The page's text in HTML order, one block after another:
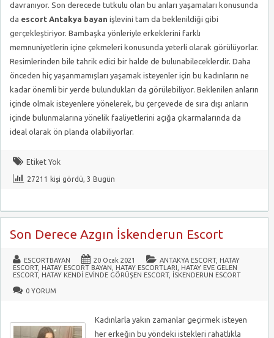
davranıyor. Son derecede tutkulu olan bu anları yaşamaları konusunda
da escort Antakya bayan işlevini tam da beklenildiği gibi
gerçekleştiriyor. Bambaşka yönleriyle erkeklerini farklı
memnuniyetlerin içine çekmeleri konusunda yeterli olarak görülüyorlar.
Resimlerinden bile tahrik edici bir halde de bulunabileceklerdir. Daha
önceden hiç yaşanmamışları yaşamak isteyenler için bu kadınların ne
kadar önemli bir yerde bulundukları da görülebiliyor. Beklenilen anların
içinde olmak isteyenlere yönelerek, bu çerçevede de sıra dışı anların
içinde bulunmalarına yönelik faaliyetlerini açığa çıkarmalarında da
ideal olarak ön planda olabiliyorlar.
Etiket Yok
27211 kişi gördü, 3 Bugün
Son Derece Azgın İskenderun Escort
ESCORTBAYAN 20 Ocak 2021 ANTAKYA ESCORT, HATAY
ESCORT, HATAY ESCORT BAYAN HATAY ESCORTLARI
HATAY EVE GELEN
ESCORT, HATAY KENDI EVINDE GÖRÜŞEN ESCORT, İSKENDERUN ESCORT
0 YORUM
Kadınlarla yakın zamanlar geçirmek isteyen
her erkeğin bu yöndeki istekleri rahatlıkla